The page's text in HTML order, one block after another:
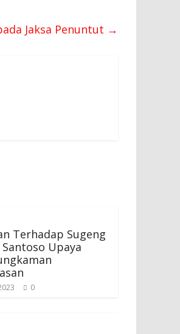
Jaksa Penuntut →
Terhadap Sugeng
Upaya
0